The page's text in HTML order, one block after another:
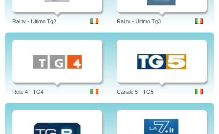
Rai tv - Ultimo Tg2 Rai.tv - Ultimo Tg3
Rete 4 - TG4 Canale 5 - TG5